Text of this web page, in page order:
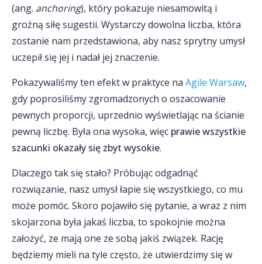
(ang. anchoring), który pokazuje niesamowitą i
groźną siłę sugestii. Wystarczy dowolna liczba, która
zostanie nam przedstawiona, aby nasz sprytny umysł
uczepił się jej i nadał jej znaczenie.
Pokazywaliśmy ten efekt w praktyce na Agile Warsaw,
gdy poprosiliśmy zgromadzonych o oszacowanie
pewnych proporcji, uprzednio wyświetlając na ścianie
pewną liczbę. Była ona wysoka, więc prawie wszystkie
szacunki okazały się zbyt wysokie.
Dlaczego tak się stało? Próbując odgadnąć
rozwiązanie, nasz umysł łapie się wszystkiego, co mu
może pomóc. Skoro pojawiło się pytanie, a wraz z nim
skojarzona była jakaś liczba, to spokojnie można
założyć, ze mają one ze sobą jakiś związek. Rację
będziemy mieli na tyle często, że utwierdzimy się w